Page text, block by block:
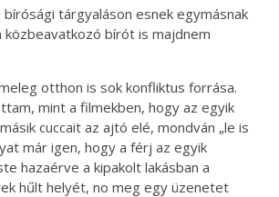
tárgyaláson esnek egymásnak
közbeavatkozó bírót is majdnem
otthon is sok konfliktus forrása.
mint a filmekben, hogy az egyik
cuccait az ajtó elé, mondván „le is
már igen, hogy a férj az egyik
hazaérve a kipakolt lakásban a
hűlt helyét, no meg egy üzenetet